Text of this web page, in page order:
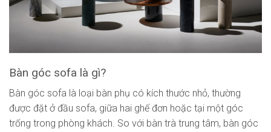
Bàn góc sofa là gì?
Bàn góc sofa là loại bàn phụ có kích thước nhỏ, thường
được đặt ở đầu sofa, giữa hai ghế đơn hoặc tại một góc
trống trong phòng khách. So với bàn trà trung tâm, bàn góc